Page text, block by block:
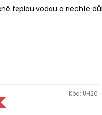
teplou vodou a nechte
Kód: UH20